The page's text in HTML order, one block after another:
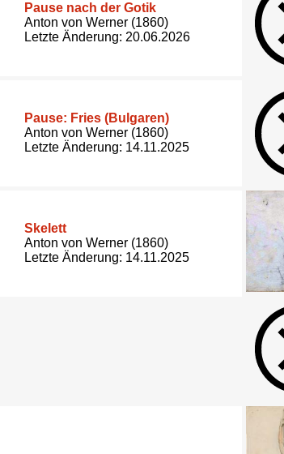
Pause nach der Gotik
Anton von Werner (1860)
Letzte Änderung: 20.06.2026
Pause: Fries (Bulgaren)
Anton von Werner (1860)
Letzte Änderung: 14.11.2025
Skelett
Anton von Werner (1860)
Letzte Änderung: 14.11.2025